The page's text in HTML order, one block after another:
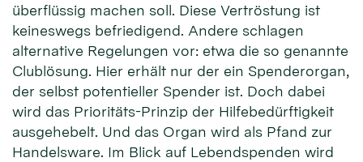
überflüssig machen soll. Diese Vertröstung ist
keineswegs befriedigend. Andere schlagen
alternative Regelungen vor: etwa die so genannte
Clublösung. Hier erhält nur der ein Spenderorgan,
der selbst potentieller Spender ist. Doch dabei
wird das Prioritäts-Prinzip der Hilfebedürftigkeit
ausgehebelt. Und das Organ wird als Pfand zur
Handelsware. Im Blick auf Lebendspenden wird